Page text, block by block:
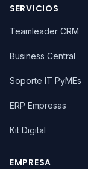
SERVICIOS
Teamleader CRM
Business Central
Soporte IT PyMEs
ERP Empresas
Kit Digital
EMPRESA